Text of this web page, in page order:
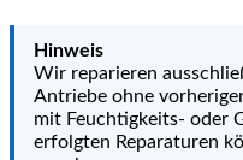
Hinweis
Wir reparieren
Antriebe ohne
mit Feuchtigkeits- oder
erfolgten Reparaturen